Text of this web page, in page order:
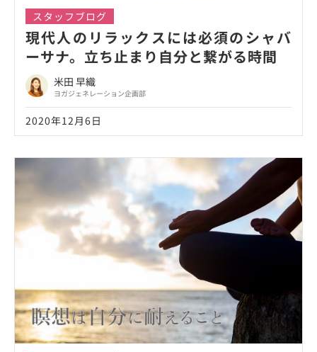
スタッフブログ
現代人のリラックスには必須のシャバ
ーサナ。立ち止まり自分と繋がる時間
米田 早織
ヨガジェネレーション企画部
2020年12月6日